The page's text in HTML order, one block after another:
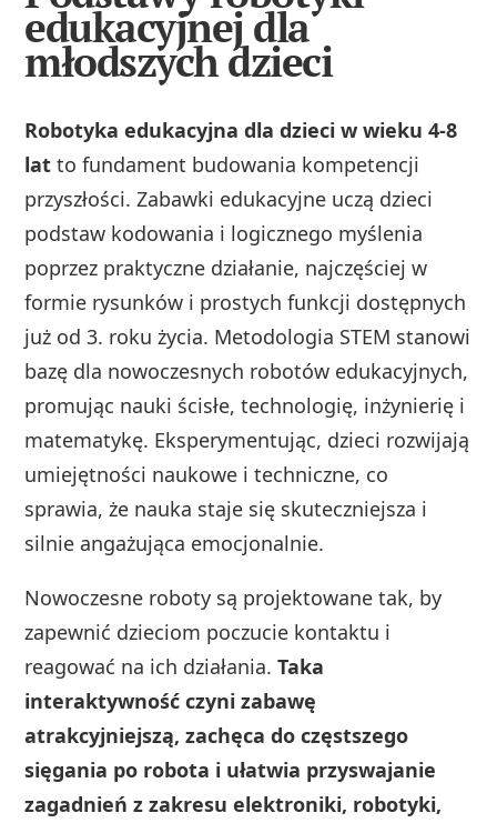
edukacyjnej dla
młodszych dzieci
Robotyka edukacyjna dla dzieci w wieku 4-8
lat to fundament budowania kompetencji
przyszłości. Zabawki edukacyjne uczą dzieci
podstaw kodowania i logicznego myślenia
poprzez praktyczne działanie, najczęściej w
formie rysunków i prostych funkcji dostępnych
już od 3. roku życia. Metodologia STEM stanowi
bazę dla nowoczesnych robotów edukacyjnych,
promując nauki ścisłe, technologię, inżynierię i
matematykę. Eksperymentując, dzieci rozwijają
umiejętności naukowe i techniczne, co
sprawia, że nauka staje się skuteczniejsza i
silnie angażująca emocjonalnie.
Nowoczesne roboty są projektowane tak, by
zapewnić dzieciom poczucie kontaktu i
reagować na ich działania.Taka
interaktywność czyni zabawę
atrakcyjniejszą, zachęca do częstszego
sięgania po robota i ułatwia przyswajanie
zagadnień z zakresu elektroniki, robotyki,